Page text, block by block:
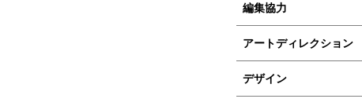
編集協力
アートディレクション
デザイン